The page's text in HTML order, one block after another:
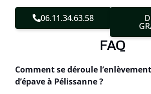
06.11.34.63.58
FAQ
Comment se déroule
d’épave à Pélissanne ?